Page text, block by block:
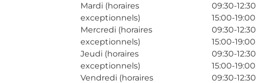
Mardi (horaires
exceptionnels)
09:30-12:30
15:00-19:00
Mercredi (horaires
exceptionnels)
09:30-12:30
15:00-19:00
Jeudi (horaires
exceptionnels)
09:30-12:30
15:00-19:00
Vendredi (horaires
09:30-12:30